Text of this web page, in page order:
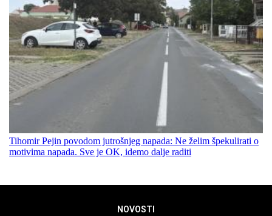
Tihomir Pejin povodom jutrošnjeg napada: Ne želim špekulirati o
motivima napada. Sve je OK, idemo dalje raditi
NOVOSTI